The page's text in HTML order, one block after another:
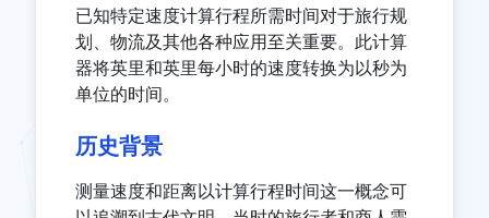
已知特定速度计算行程所需时间对于旅行规
划、物流及其他各种应用至关重要。此计算
器将英里和英里每小时的速度转换为以秒为
单位的时间。
历史背景
测量速度和距离以计算行程时间这一概念可